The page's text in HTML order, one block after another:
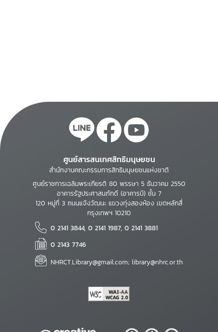
ศูนย์สารสนเทศสิทธิมนุษยชน
สำนักงานคณะกรรมการสิทธิมนุษยชนแห่งชาติ
ศูนย์ราชการเฉลิมพระเกียรติ 80 พรรษา 5 ธันวาคม 2550
อาคารรัฐประศาสนภักดี (อาคารบี) ชั้น 7
120 หมู่ที่ 3 ถนนแจ้งวัฒนะ แขวงทุ่งสองห้อง เขตหลักสี่
กรุงเทพฯ 10210
0 2141 3844, 0 2141 1987, 0 2141 3881
0 2143 7746
NHRCT.Library@gmail.com; library@nhrc.or.th